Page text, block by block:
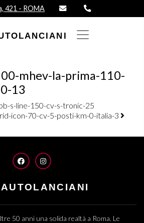
421 - ROMA
mhev-la-prima-110-
13
s-line-150-cv-s-tronic-25
icon-70-cv-5-posti-km-0-italia-3
FACEBOOKINSTAGRAM
50 anni una solida realtà a Roma. Le